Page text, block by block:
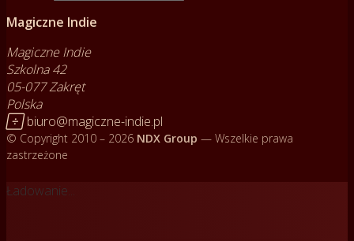
Magiczne Indie
Magiczne Indie
Szkolna 42
05-077 Zakręt
Polska
 biuro@magiczne-indie.pl
© Copyright 2010 – 2026 NDX Group — Wszelkie prawa
zastrzeżone
Ładowanie...